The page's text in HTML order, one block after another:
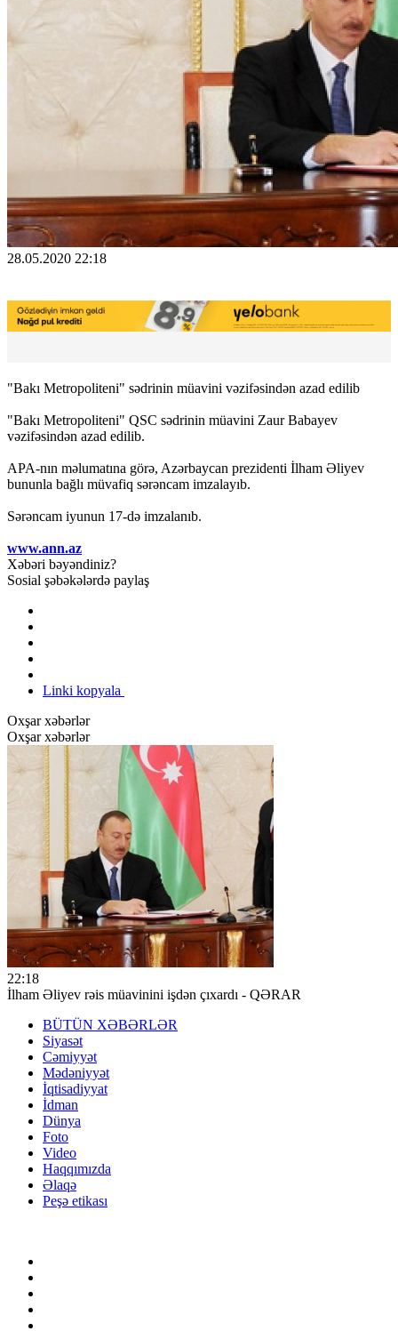
28.05.2020 22:18
"Bakı Metropoliteni" sədrinin müavini vəzifəsindən azad edilib
"Bakı Metropoliteni" QSC sədrinin müavini Zaur Babayev
vəzifəsindən azad edilib.
APA-nın məlumatına görə, Azərbaycan prezidenti İlham Əliyev
bununla bağlı müvafiq sərəncam imzalayıb.
Sərəncam iyunun 17-də imzalanıb.
www.ann.az
Xəbəri bəyəndiniz?
Sosial şəbəkələrdə paylaş
Linki kopyala
Oxşar xəbərlər
Oxşar xəbərlər
22:18
İlham Əliyev rəis müavinini işdən çıxardı - QƏRAR
BÜTÜN XƏBƏRLƏR
Siyasət
Cəmiyyət
Mədəniyyət
İqtisadiyyat
İdman
Dünya
Foto
Video
Haqqımızda
Əlaqə
Peşə etikası